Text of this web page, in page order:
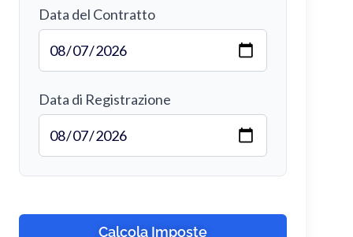
Data del Contratto
Data di Registrazione
Calcola Imposte